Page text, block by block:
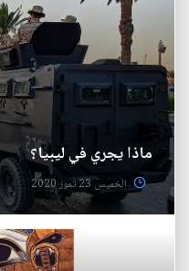
ماذا يجري في ليبيا؟
الخميس 23 تموز 2020